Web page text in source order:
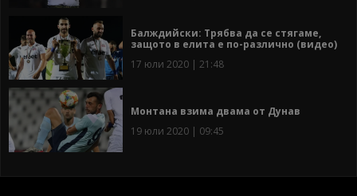
Балждийски: Трябва да се стягаме,
защото в елита е по-различно (видео)
17 юли 2020 | 21:48
Монтана взима двама от Дунав
19 юли 2020 | 09:45